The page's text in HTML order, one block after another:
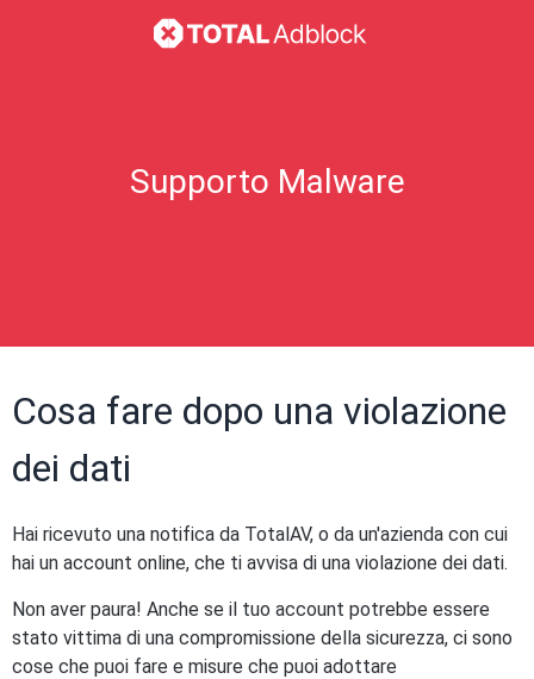
Supporto Malware
Cosa fare dopo una violazione
dei dati
Hai ricevuto una notifica da TotalAV, o da un'azienda con cui
hai un account online, che ti avvisa di una violazione dei dati.
Non aver paura! Anche se il tuo account potrebbe essere
stato vittima di una compromissione della sicurezza, ci sono
cose che puoi fare e misure che puoi adottare